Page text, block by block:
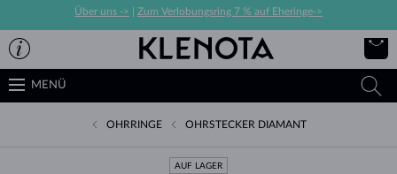
Über uns -> Zum Verlobungsring 7 % auf Eheringe->
MENÜ
OHRRINGE OHRSTECKER DIAMANT
AUF LAGER